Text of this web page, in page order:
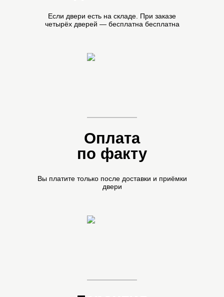
Если двери есть на складе. При заказе
четырёх дверей — бесплатна бесплатна
Оплата
по факту
Вы платите только после доставки и приёмки
двери